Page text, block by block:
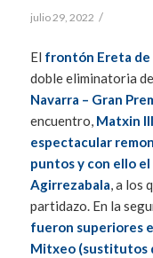
julio 29, 2022 /
El frontón Ereta de
doble eliminatoria
Navarra – Gran
encuentro, Matxin
espectacular
puntos y con ello
Agirrezabala, a los
partidazo. En la
fueron superiores
Mitxeo (sustitutos